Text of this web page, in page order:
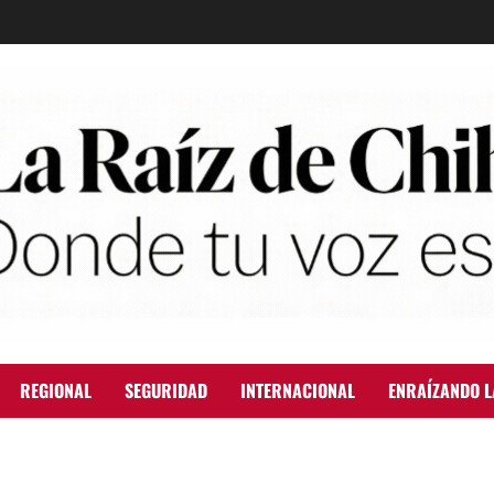
REGIONAL SEGURIDAD INTERNACIONAL ENRAÍZANDO